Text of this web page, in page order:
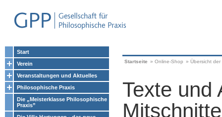
Start
Verein
Veranstaltungen und Aktuelles
Philosophische Praxis
Die „Meisterklasse Philosophische
Praxis”
Startseite » Online-Shop » Übersicht
Texte und
Mitschnitte